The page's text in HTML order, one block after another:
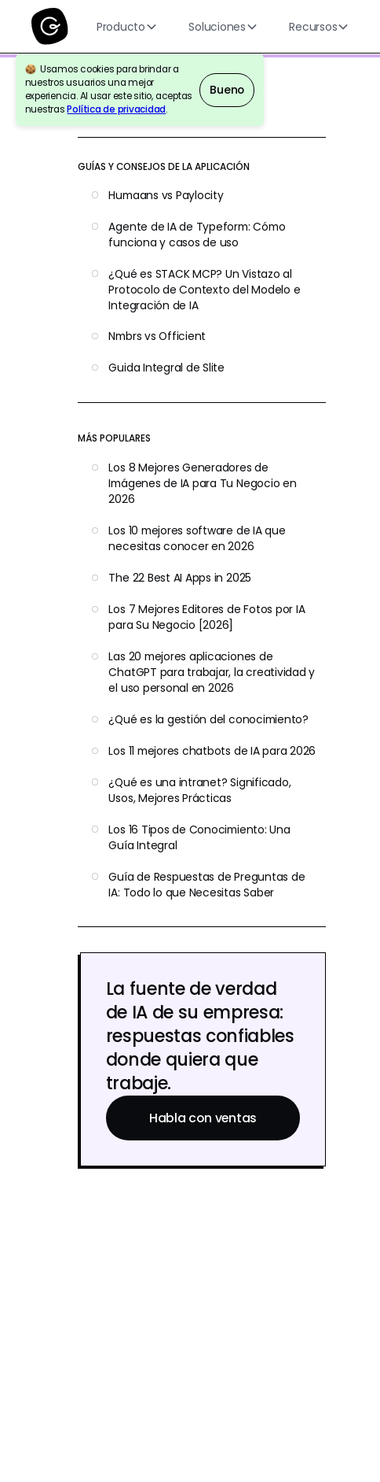
Producto Soluciones Recursos
Usamos cookies para brindar a
nuestros usuarios una mejor
experiencia. Al usar este sitio, aceptas
nuestrasPolítica de privacidad.
Bueno
Volver a la Referencia
GUÍAS Y CONSEJOS DE LA APLICACIÓN
Humaans vs Paylocity
Agente de IA de Typeform: Cómo
funciona y casos de uso
¿Qué es STACK MCP? Un Vistazo al
Protocolo de Contexto del Modelo e
Integración de IA
Nmbrs vs Officient
Guida Integral de Slite
MÁS POPULARES
Los 8 Mejores Generadores de
Imágenes de IA para Tu Negocio en
2026
Los 10 mejores software de IA que
necesitas conocer en 2026
The 22 Best AI Apps in 2025
Los 7 Mejores Editores de Fotos por IA
para Su Negocio [2026]
Las 20 mejores aplicaciones de
ChatGPT para trabajar, la creatividad y
el uso personal en 2026
¿Qué es la gestión del conocimiento?
Los 11 mejores chatbots de IA para 2026
¿Qué es una intranet? Significado,
Usos, Mejores Prácticas
Los 16 Tipos de Conocimiento: Una
Guía Integral
Guía de Respuestas de Preguntas de
IA: Todo lo que Necesitas Saber
La fuente de verdad
de IA de su empresa:
respuestas confiables
donde quiera que
trabaje.
Habla con ventas